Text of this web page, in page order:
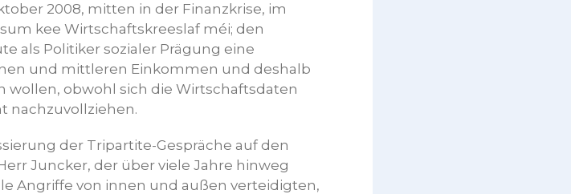
2008, mitten in der Finanzkrise, im
kee Wirtschaftskreeslaf méi; den
als Politiker sozialer Prägung eine
und mittleren Einkommen und deshalb
wollen, obwohl sich die Wirtschaftsdaten
nachzuvollziehen.
der Tripartite-Gespräche auf den
Juncker, der über viele Jahre hinweg
Angriffe von innen und außen verteidigten,